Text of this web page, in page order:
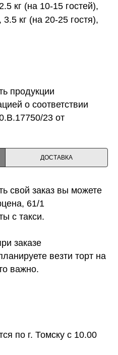
кг (на 10-15 гостей),
кг (на 20-25 гостя),
продукции
о соответствии
23 от
ДОСТАВКА
свой заказ вы можете
61/1
с такси.
заказе
везти торт на
важно.
по г. Томску с 10.00